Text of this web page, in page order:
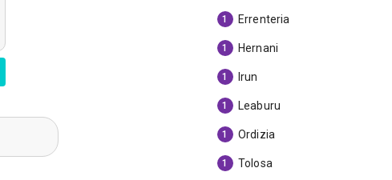
1 Errenteria
1 Hernani
1 Irun
1 Leaburu
1 Ordizia
1 Tolosa